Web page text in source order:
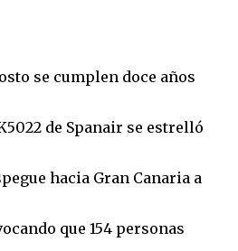
se cumplen doce años
de Spanair se estrelló
hacia Gran Canaria a
que 154 personas